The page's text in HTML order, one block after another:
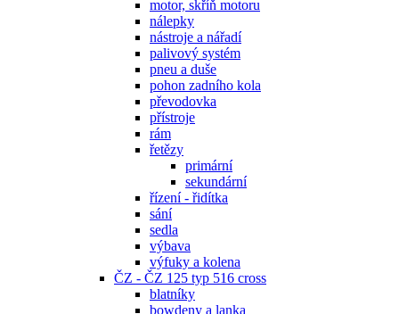
motor, skříň motoru
nálepky
nástroje a nářadí
palivový systém
pneu a duše
pohon zadního kola
převodovka
přístroje
rám
řetězy
primární
sekundární
řízení - řidítka
sání
sedla
výbava
výfuky a kolena
ČZ - ČZ 125 typ 516 cross
blatníky
bowdeny a lanka